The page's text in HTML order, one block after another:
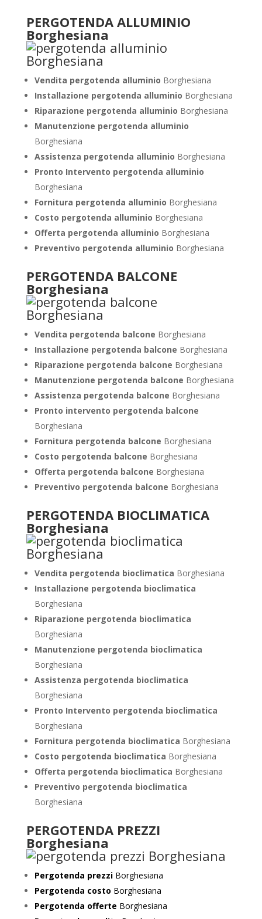
PERGOTENDA ALLUMINIO
Borghesiana
Vendita pergotenda alluminio Borghesiana
Installazione pergotenda alluminio Borghesiana
Riparazione pergotenda alluminio Borghesiana
Manutenzione pergotenda alluminio
Borghesiana
Assistenza pergotenda alluminio Borghesiana
Pronto Intervento pergotenda alluminio
Borghesiana
Fornitura pergotenda alluminio Borghesiana
Costo pergotenda alluminio Borghesiana
Offerta pergotenda alluminio Borghesiana
Preventivo pergotenda alluminio Borghesiana
PERGOTENDA BALCONE
Borghesiana
Vendita pergotenda balcone Borghesiana
Installazione pergotenda balcone Borghesiana
Riparazione pergotenda balcone Borghesiana
Manutenzione pergotenda balcone Borghesiana
Assistenza pergotenda balcone Borghesiana
Pronto intervento pergotenda balcone
Borghesiana
Fornitura pergotenda balcone Borghesiana
Costo pergotenda balcone Borghesiana
Offerta pergotenda balcone Borghesiana
Preventivo pergotenda balcone Borghesiana
PERGOTENDA BIOCLIMATICA
Borghesiana
Vendita pergotenda bioclimatica Borghesiana
Installazione pergotenda bioclimatica
Borghesiana
Riparazione pergotenda bioclimatica
Borghesiana
Manutenzione pergotenda bioclimatica
Borghesiana
Assistenza pergotenda bioclimatica
Borghesiana
Pronto Intervento pergotenda bioclimatica
Borghesiana
Fornitura pergotenda bioclimatica Borghesiana
Costo pergotenda bioclimatica Borghesiana
Offerta pergotenda bioclimatica Borghesiana
Preventivo pergotenda bioclimatica
Borghesiana
PERGOTENDA PREZZI
Borghesiana
Pergotenda prezziBorghesiana
Pergotenda costo Borghesiana
Pergotenda offerte Borghesiana